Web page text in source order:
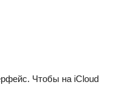
Чтобы на iCloud